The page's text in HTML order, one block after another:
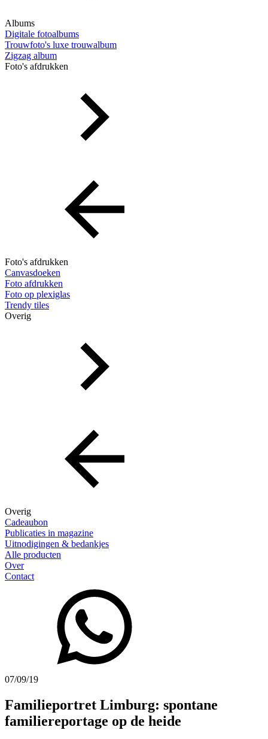
Albums
Digitale fotoalbums
Trouwfoto's luxe trouwalbum
Zigzag album
Foto's afdrukken
Foto's afdrukken
Canvasdoeken
Foto afdrukken
Foto op plexiglas
Trendy tiles
Overig
Overig
Cadeaubon
Publicaties in magazine
Uitnodigingen & bedankjes
Alle producten
Over
Contact
07/09/19
Familieportret Limburg: spontane
familiereportage op de heide